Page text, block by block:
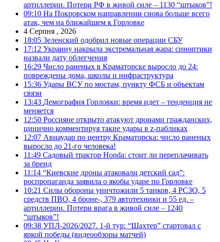
артиллерии. Потери РФ в живой силе – 1130 “штыков”!
09:10 На Покровском направлении снова больше всего
атак, чем на ближайшем к Горловке
4 Серпня , 2026
18:05 Зеленский одобрил новые операции СБУ
17:12 Украину накрыла экстремальная жара: синоптики
назвали дату облегчения
16:29 Число раненых в Краматорске выросло до 24:
повреждены дома, школы и инфраструктура
15:36 Удары ВСУ по мостам, пункту ФСБ и объектам
связи
13:43 Демография Горловки: время идет – тенденция не
меняется
12:50 Россияне открыто атакуют дронами гражданских,
цинично комментируя такие удары в z-пабликах
12:07 Авиаудар по центру Краматорска: число раненых
выросло до 21-го человека!
11:49 Садовый трактор Honda: стоит ли переплачивать
за бренд
11:14 “Киевские дроны атаковали детский сад”:
роспропаганда заявила о якобы ударе по Горловке
10:21 Силы обороны уничтожили 5 танков, 4 РСЗО, 5
средств ПВО, 4 броне-, 379 автотехники и 55 ед. –
артиллерии. Потери врага в живой силе – 1240
“штыков”!
09:38 УПЛ-2026/2027. 1-й тур: “Шахтер” стартовал с
яркой победы (видеообзоры матчей)